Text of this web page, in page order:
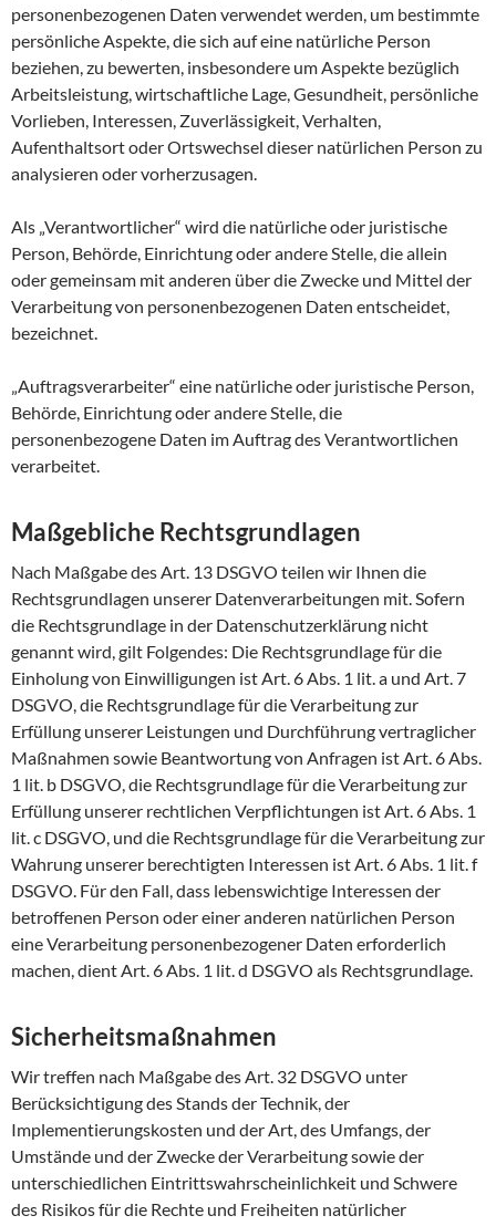
personenbezogenen Daten verwendet werden, um bestimmte
persönliche Aspekte, die sich auf eine natürliche Person
beziehen, zu bewerten, insbesondere um Aspekte bezüglich
Arbeitsleistung, wirtschaftliche Lage, Gesundheit, persönliche
Vorlieben, Interessen, Zuverlässigkeit, Verhalten,
Aufenthaltsort oder Ortswechsel dieser natürlichen Person zu
analysieren oder vorherzusagen.
Als „Verantwortlicher“ wird die natürliche oder juristische
Person, Behörde, Einrichtung oder andere Stelle, die allein
oder gemeinsam mit anderen über die Zwecke und Mittel der
Verarbeitung von personenbezogenen Daten entscheidet,
bezeichnet.
„Auftragsverarbeiter“ eine natürliche oder juristische Person,
Behörde, Einrichtung oder andere Stelle, die
personenbezogene Daten im Auftrag des Verantwortlichen
verarbeitet.
Maßgebliche Rechtsgrundlagen
Nach Maßgabe des Art. 13 DSGVO teilen wir Ihnen die
Rechtsgrundlagen unserer Datenverarbeitungen mit. Sofern
die Rechtsgrundlage in der Datenschutzerklärung nicht
genannt wird, gilt Folgendes: Die Rechtsgrundlage für die
Einholung von Einwilligungen ist Art. 6 Abs. 1 lit. a und Art. 7
DSGVO, die Rechtsgrundlage für die Verarbeitung zur
Erfüllung unserer Leistungen und Durchführung vertraglicher
Maßnahmen sowie Beantwortung von Anfragen ist Art. 6 Abs.
1 lit. b DSGVO, die Rechtsgrundlage für die Verarbeitung zur
Erfüllung unserer rechtlichen Verpflichtungen ist Art. 6 Abs. 1
lit. c DSGVO, und die Rechtsgrundlage für die Verarbeitung zur
Wahrung unserer berechtigten Interessen ist Art. 6 Abs. 1 lit. f
DSGVO. Für den Fall, dass lebenswichtige Interessen der
betroffenen Person oder einer anderen natürlichen Person
eine Verarbeitung personenbezogener Daten erforderlich
machen, dient Art. 6 Abs. 1 lit. d DSGVO als Rechtsgrundlage.
Sicherheitsmaßnahmen
Wir treffen nach Maßgabe des Art. 32 DSGVO unter
Berücksichtigung des Stands der Technik, der
Implementierungskosten und der Art, des Umfangs, der
Umstände und der Zwecke der Verarbeitung sowie der
unterschiedlichen Eintrittswahrscheinlichkeit und Schwere
des Risikos für die Rechte und Freiheiten natürlicher